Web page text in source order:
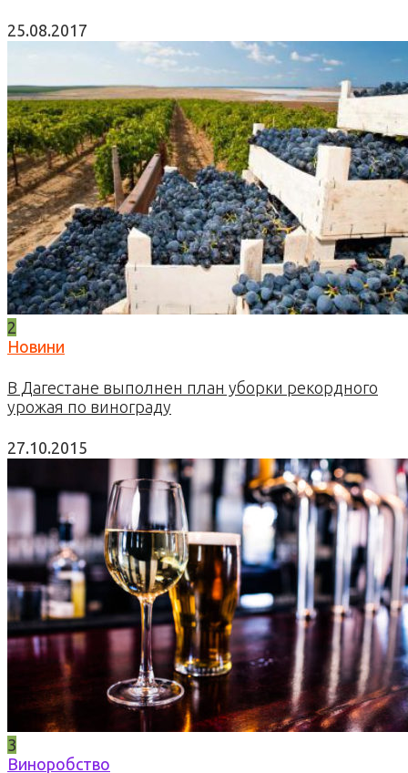
25.08.2017
2
Новини
В Дагестане выполнен план уборки рекордного
урожая по винограду
27.10.2015
3
Виноробство